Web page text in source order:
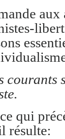
courants
qui
résulte: